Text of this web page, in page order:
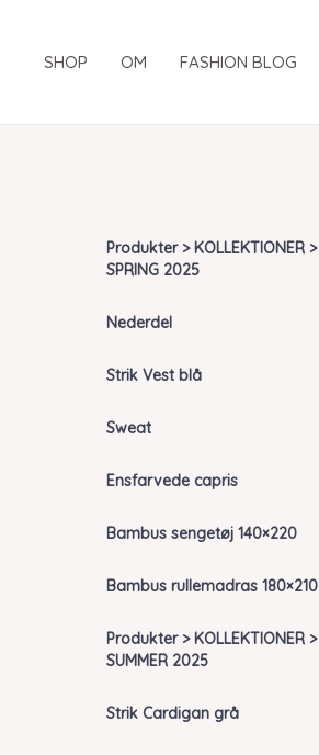
SHOP OM FASHION BLOG
Produkter > KOLLEKTIONER >
SPRING 2025
Nederdel
Strik Vest blå
Sweat
Ensfarvede capris
Bambus sengetøj 140×220
Bambus rullemadras 180×210
Produkter > KOLLEKTIONER >
SUMMER 2025
Strik Cardigan grå